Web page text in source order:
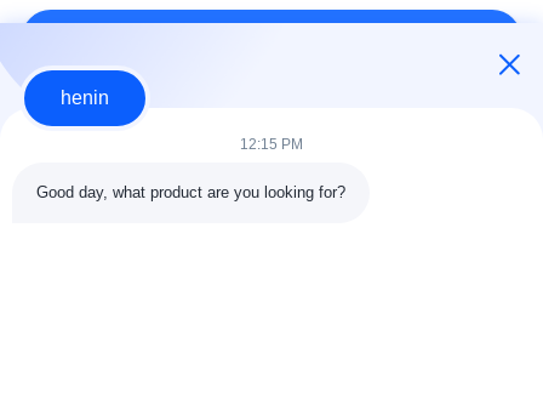
henin
12:15 PM
Good day, what product are you looking for?